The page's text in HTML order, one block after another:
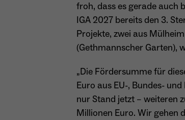
froh, dass es gerade auch
IGA 2027 bereits den 3.
Projekte, zwei aus
(Gethmannscher Garten),
„Die Fördersumme für
Euro aus EU-, Bundes-
nur Stand jetzt – weiteren
Millionen Euro. Wir gehen